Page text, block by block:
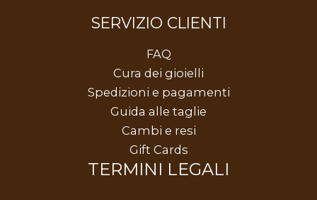
SERVIZIO CLIENTI
FAQ
Cura dei gioielli
Spedizioni e pagamenti
Guida alle taglie
Cambi e resi
Gift Cards
TERMINI LEGALI